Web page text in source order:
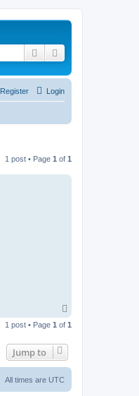
Search
Login
Register
1 post • Page 1 of 1
p
1 post • Page 1 of 1
Jump to
All times are UTC